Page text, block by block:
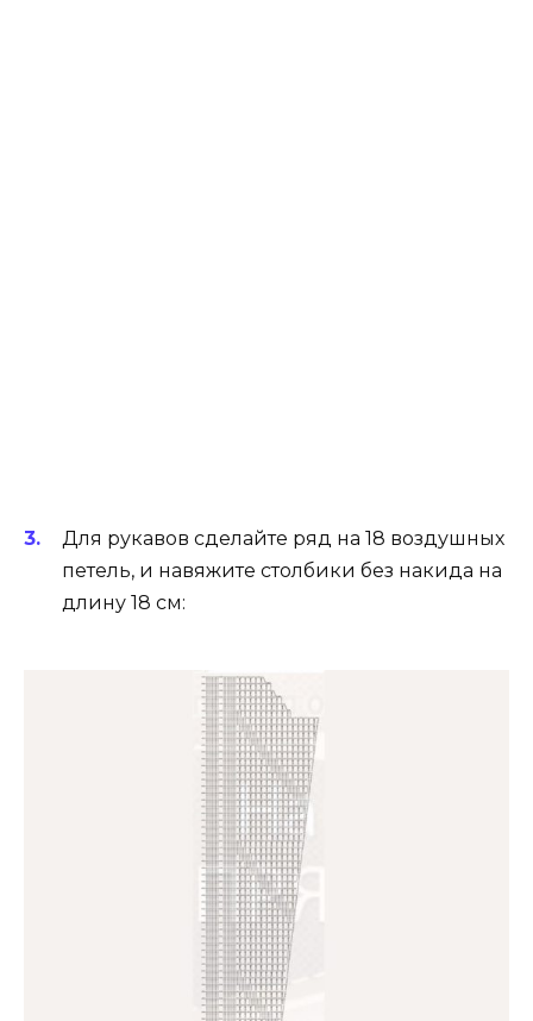
Для рукавов сделайте ряд на 18 воздушных
петель, и навяжите столбики без накида на
длину 18 см: